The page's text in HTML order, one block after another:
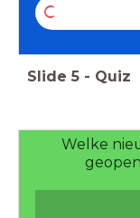
C
Slide 5 - Quiz
Welke